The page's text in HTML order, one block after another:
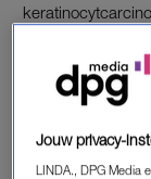
huidkanker en
type groeit
behandelen. En:
dertigplussers.”
Jouw privacy-
LINDA., DPG Media